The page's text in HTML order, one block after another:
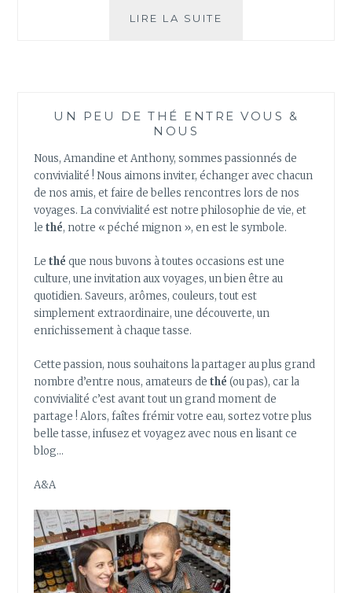
LIRE LA SUITE
VERT
MAUVAIS
GOÛT
ET
COMMENT
ÉVITER
UN PEU DE THÉ ENTRE VOUS &
NOUS
Nous, Amandine et Anthony, sommes passionnés de
convivialité ! Nous aimons inviter, échanger avec chacun
de nos amis, et faire de belles rencontres lors de nos
voyages. La convivialité est notre philosophie de vie, et
lethé, notre « péché mignon », en est le symbole.
Lethé que nous buvons à toutes occasions est une
culture, une invitation aux voyages, un bien être au
quotidien. Saveurs, arômes, couleurs, tout est
simplement extraordinaire, une découverte, un
enrichissement à chaque tasse.
Cette passion, nous souhaitons la partager au plus grand
nombre d’entre nous, amateurs de thé (ou pas), car la
convivialité c’est avant tout un grand moment de
partage ! Alors, faîtes frémir votre eau, sortez votre plus
belle tasse, infusez et voyagez avec nous en lisant ce
blog…
A&A